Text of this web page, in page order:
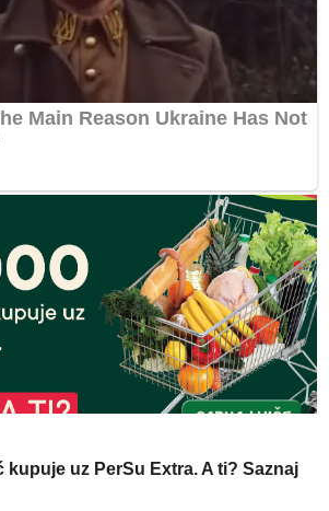
kupuje uz PerSu Extra. A ti? Saznaj